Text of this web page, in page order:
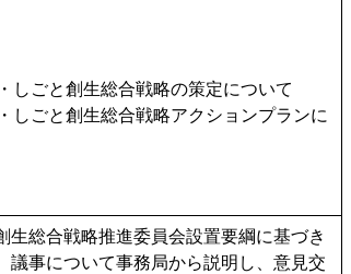
しごと創生総合戦略の策定について
しごと創生総合戦略アクションプランに
総合戦略推進委員会設置要綱に基づき
議事について事務局から説明し、意見交